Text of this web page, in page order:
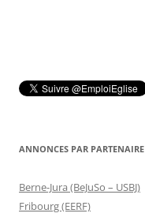
ANNONCES PAR PARTENAIRE
Berne-Jura (BeJuSo – USBJ)
Fribourg (EERF)